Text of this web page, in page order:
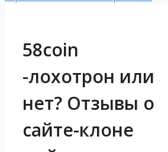
58coin
-лохотрон или
нет? Отзывы о
сайте-клоне